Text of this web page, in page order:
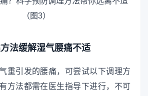
法缓解湿气腰痛不适
重引发的腰痛，可尝试以下调理方
方法都需在医生指导下进行，不可